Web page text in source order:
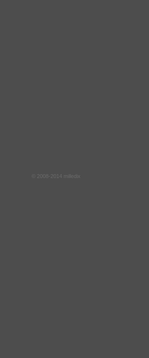
© 2008-2014 milledix